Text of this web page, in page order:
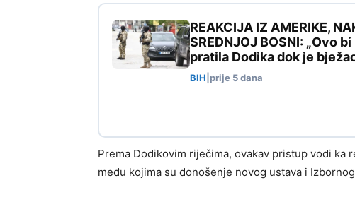
REAKCIJA IZ AMERIKE,
SREDNJOJ BOSNI: „Ovo
pratila Dodika dok je
BIH prije 5 dana
Prema Dodikovim riječima, ovakav pristup vodi
među kojima su donošenje novog ustava i